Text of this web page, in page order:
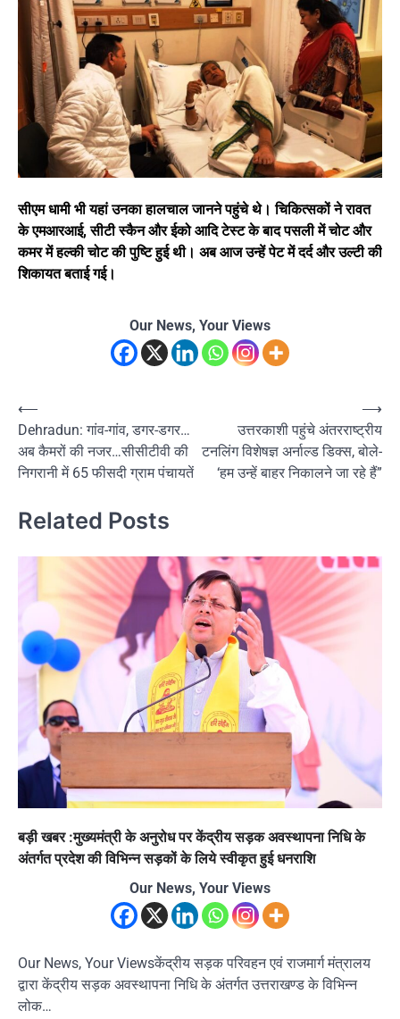
सीएम धामी भी यहां उनका हालचाल जानने पहुंचे थे। चिकित्सकों ने रावत
के एमआरआई, सीटी स्कैन और ईको आदि टेस्ट के बाद पसली में चोट और
कमर में हल्की चोट की पुष्टि हुई थी। अब आज उन्हें पेट में दर्द और उल्टी की
शिकायत बताई गई।
Our News, Your Views
Post
navigation
⟵
Dehradun: गांव-गांव, डगर-डगर…
अब कैमरों की नजर…सीसीटीवी की
निगरानी में 65 फीसदी ग्राम पंचायतें
उत्तरकाशी पहुंचे अंतरराष्ट्रीय
टनलिंग विशेषज्ञ अर्नाल्ड डिक्स, बोले-
‘हम उन्हें बाहर निकालने जा रहे हैं”
⟶
Related Posts
बड़ी खबर :मुख्यमंत्री के अनुरोध पर केंद्रीय सड़क अवस्थापना निधि के
अंतर्गत प्रदेश की विभिन्न सड़कों के लिये स्वीकृत हुई धनराशि
Our News, Your Views
Our News, Your Viewsकेंद्रीय सड़क परिवहन एवं राजमार्ग मंत्रालय
द्वारा केंद्रीय सड़क अवस्थापना निधि के अंतर्गत उत्तराखण्ड के विभिन्न
लोक…